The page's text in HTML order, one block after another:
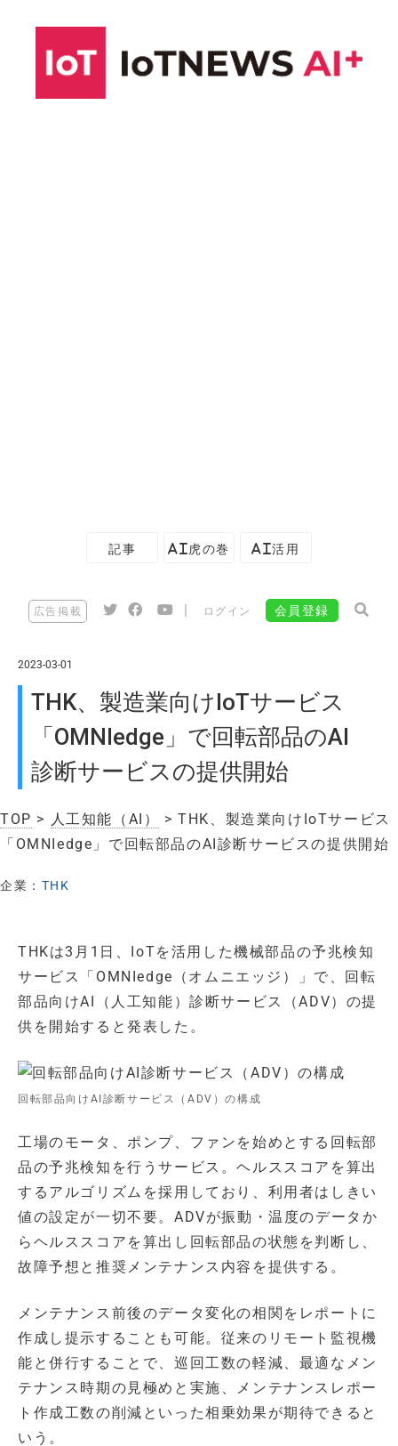
記事 AI虎の巻 AI活用
広告掲載 ログイン 会員登録
2023-03-01
THK、製造業向けIoTサービス
「OMNIedge」で回転部品のAI
診断サービスの提供開始
TOP > 人工知能（AI）
> THK、製造業向けIoTサービス
「OMNIedge」で回転部品のAI診断サービスの提供開始
企業： THK
THKは3月1日、IoTを活用した機械部品の予兆検知
サービス「OMNIedge（オムニエッジ）」で、回転
部品向けAI（人工知能）診断サービス（ADV）の提
供を開始すると発表した。
回転部品向けAI診断サービス（ADV）の構成
工場のモータ、ポンプ、ファンを始めとする回転部
品の予兆検知を行うサービス。ヘルススコアを算出
するアルゴリズムを採用しており、利用者はしきい
値の設定が一切不要。ADVが振動・温度のデータか
らヘルススコアを算出し回転部品の状態を判断し、
故障予想と推奨メンテナンス内容を提供する。
メンテナンス前後のデータ変化の相関をレポートに
作成し提示することも可能。従来のリモート監視機
能と併行することで、巡回工数の軽減、最適なメン
テナンス時期の見極めと実施、メンテナンスレポー
ト作成工数の削減といった相乗効果が期待できると
いう。